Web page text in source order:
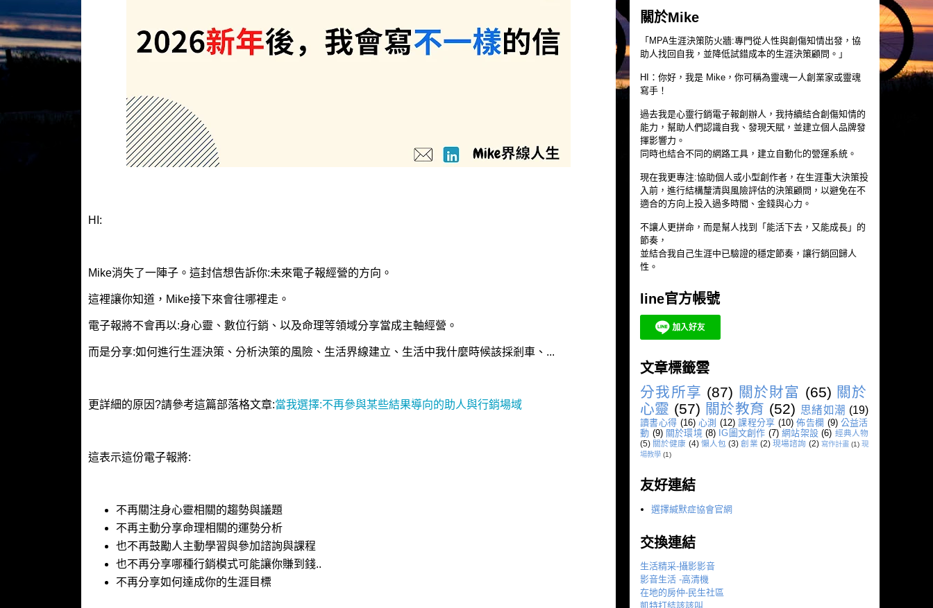
HI:
Mike消失了一陣子。這封信想告訴你:未來電子報經營的方向。
這裡讓你知道，Mike接下來會往哪裡走。
電子報將不會再以:身心靈、數位行銷、以及命理等領域分享當成主軸經營。
而是分享:如何進行生涯決策、分析決策的風險、生活界線建立、生活中我什麼時候該採剎車、...
更詳細的原因?請參考這篇部落格文章:當我選擇:不再參與某些結果導向的助人與行銷場域
這表示這份電子報將:
不再關注身心靈相關的趨勢與議題
不再主動分享命理相關的運勢分析
也不再鼓勵人主動學習與參加諮詢與課程
也不再分享哪種行銷模式可能讓你賺到錢..
不再分享如何達成你的生涯目標
關於Mike
「MPA生涯決策防火牆:專門從人性與創傷知情出發，協
助人找回自我，並降低試錯成本的生涯決策顧問。」
HI：你好，我是 Mike，你可稱為靈魂一人創業家或靈魂
寫手！
過去我是心靈行銷電子報創辦人，我持續結合創傷知情的
能力，幫助人們認識自我、發現天賦，並建立個人品牌發
揮影響力。
同時也結合不同的網路工具，建立自動化的營運系統。
現在我更專注:協助個人或小型創作者，在生涯重大決策投
入前，進行結構釐清與風險評估的決策顧問，以避免在不
適合的方向上投入過多時間、金錢與心力。
不讓人更拼命，而是幫人找到「能活下去，又能成長」的
節奏，
並結合我自己生涯中已驗證的穩定節奏，讓行銷回歸人
性。
line官方帳號
文章標籤雲
分我所享 (87) 關於財富 (65) 關於
心靈 (57) 關於教育 (52) 思緒如潮 (19)
讀書心得 (16) 心測 (12) 課程分享 (10) 佈告欄 (9) 公益活
動 (9) 關於環境 (8) IG圖文創作 (7) 網站架設 (6) 經典人物
(5) 關於健康 (4) 懶人包 (3) 創業 (2) 現場諮詢 (2) 寫作計畫 (1) 現
場教學 (1)
友好連結
選擇緘默症協會官網
交換連結
生活精采-攝影影音
影音生活 -高清機
在地的房仲-民生社區
凱特打結該該叫